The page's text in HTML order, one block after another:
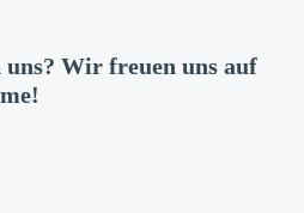
uns? Wir freuen uns auf